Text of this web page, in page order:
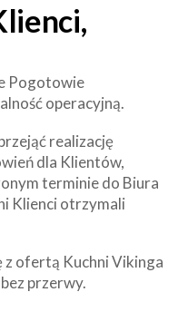
Pogotowie
operacyjną.
realizację
dla Klientów,
terminie do Biura
Klienci otrzymali
z ofertą Kuchni Vikinga
przerwy.